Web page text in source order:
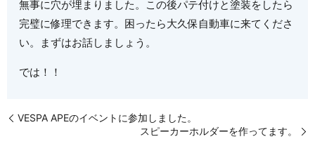
無事に穴が埋まりました。この後パテ付けと塗装をしたら
完璧に修理できます。困ったら大久保自動車に来てくださ
い。まずはお話しましょう。
では！！
VESPA APEのイベントに参加しました。
スピーカーホルダーを作ってます。